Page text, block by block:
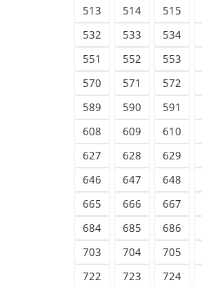
513
514 515
532
533 534
551
552 553
570
571 572
589
590 591
608
609 610
627
628 629
646
647 648
665
666 667
684
685 686
703
704 705
722
723 724